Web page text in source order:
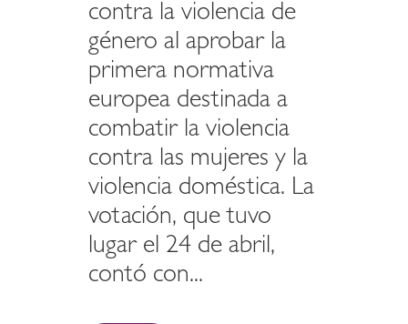
contra la violencia de
género al aprobar la
primera normativa
europea destinada a
combatir la violencia
contra las mujeres y la
violencia doméstica. La
votación, que tuvo
lugar el 24 de abril,
contó con...